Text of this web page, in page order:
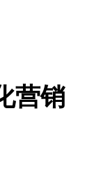
营销